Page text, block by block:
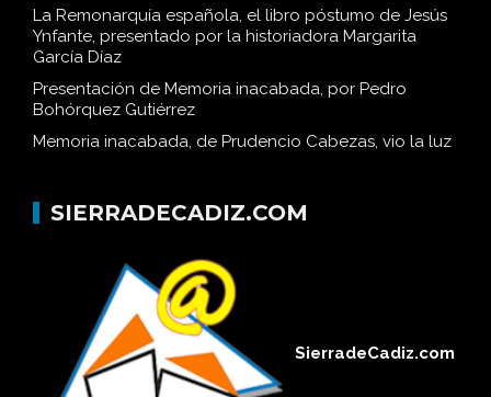
La Remonarquía española, el libro póstumo de Jesús
Ynfante, presentado por la historiadora Margarita
García Díaz
Presentación de Memoria inacabada, por Pedro
Bohórquez Gutiérrez
Memoria inacabada, de Prudencio Cabezas, vio la luz
SIERRADECADIZ.COM
SierradeCadiz.com